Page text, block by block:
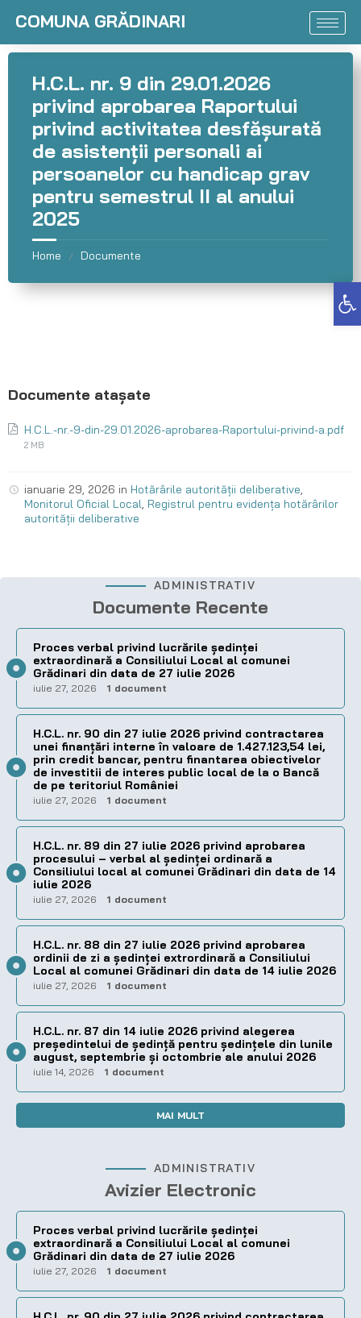
Deschide bara de unelte
COMUNA GRĂDINARI
H.C.L. nr. 9 din 29.01.2026
privind aprobarea Raportului
privind activitatea desfăşurată
de asistenţii personali ai
persoanelor cu handicap grav
pentru semestrul II al anului
2025
Home / Documente
H.C.L.-nr.-9-din-29.01.2026-aprobarea-Raportului-privind-a.pdf
2 MB
ianuarie 29, 2026 in Hotărârile autorității deliberative,
Monitorul Oficial Local, Registrul pentru evidența hotărârilor
autorității deliberative
ADMINISTRATIV
Documente Recente
Proces verbal privind lucrările ședinței
extraordinară a Consiliului Local al comunei
Grădinari din data de 27 iulie 2026
iulie 27, 2026 1 document
H.C.L. nr. 90 din 27 iulie 2026 privind contractarea
unei finanțări interne în valoare de 1.427.123,54 lei,
prin credit bancar, pentru finantarea obiectivelor
de investitii de interes public local de la o Bancă
de pe teritoriul României
iulie 27, 2026 1 document
H.C.L. nr. 89 din 27 iulie 2026 privind aprobarea
procesului – verbal al şedinţei ordinară a
Consiliului local al comunei Grădinari din data de 14
iulie 2026
iulie 27, 2026 1 document
H.C.L. nr. 88 din 27 iulie 2026 privind aprobarea
ordinii de zi a şedinţei extrordinară a Consiliului
Local al comunei Grădinari din data de 14 iulie 2026
iulie 27, 2026 1 document
H.C.L. nr. 87 din 14 iulie 2026 privind alegerea
preşedintelui de şedinţă pentru ședințele din lunile
august, septembrie și octombrie ale anului 2026
iulie 14, 2026 1 document
MAI MULT
ADMINISTRATIV
Avizier Electronic
Proces verbal privind lucrările ședinței
extraordinară a Consiliului Local al comunei
Grădinari din data de 27 iulie 2026
iulie 27, 2026 1 document